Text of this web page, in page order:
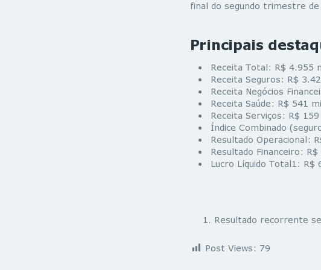
final do segundo trimestre de
Principais
Receita Total: R$ 4.955
Receita Seguros: R$
Receita Negócios
Receita Saúde: R$ 541
Receita Serviços: R$
Índice Combinado
Resultado Operacional:
Resultado Financeiro:
Lucro Líquido Total1:
Resultado recorrente
Post Views: 79